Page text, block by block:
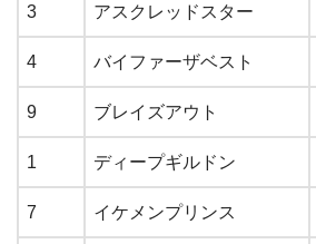
3 アスクレッドスター
4 バイファーザベスト
9 ブレイズアウト
1 ディープギルドン
7 イケメンプリンス